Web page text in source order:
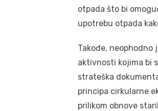
otpada što bi
upotrebu otpada
Takođe,
aktivnosti kojima bi
strateška
principa cirkularne
prilikom obnove